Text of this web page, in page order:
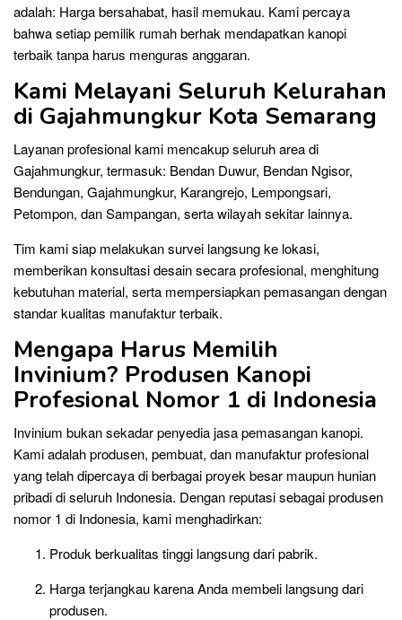
adalah: Harga bersahabat, hasil memukau. Kami percaya
bahwa setiap pemilik rumah berhak mendapatkan kanopi
terbaik tanpa harus menguras anggaran.
Kami Melayani Seluruh Kelurahan
di Gajahmungkur Kota Semarang
Layanan profesional kami mencakup seluruh area di
Gajahmungkur, termasuk: Bendan Duwur, Bendan Ngisor,
Bendungan, Gajahmungkur, Karangrejo, Lempongsari,
Petompon, dan Sampangan, serta wilayah sekitar lainnya.
Tim kami siap melakukan survei langsung ke lokasi,
memberikan konsultasi desain secara profesional, menghitung
kebutuhan material, serta mempersiapkan pemasangan dengan
standar kualitas manufaktur terbaik.
Mengapa Harus Memilih
Invinium? Produsen Kanopi
Profesional Nomor 1 di Indonesia
Invinium bukan sekadar penyedia jasa pemasangan kanopi.
Kami adalah produsen, pembuat, dan manufaktur profesional
yang telah dipercaya di berbagai proyek besar maupun hunian
pribadi di seluruh Indonesia. Dengan reputasi sebagai produsen
nomor 1 di Indonesia, kami menghadirkan:
Produk berkualitas tinggi langsung dari pabrik.
Harga terjangkau karena Anda membeli langsung dari
produsen.